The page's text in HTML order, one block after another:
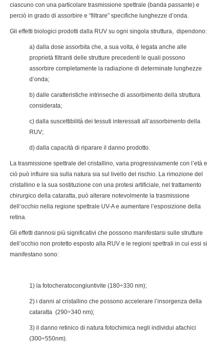
ciascuno con una particolare trasmissione spettrale (banda passante) e
perciò in grado di assorbire e “filtrare” specifiche lunghezze d’onda.
Gli effetti biologici prodotti dalla RUV su ogni singola struttura, dipendono:
a) dalla dose assorbita che, a sua volta, è legata anche alle
proprietà filtranti delle strutture precedenti le quali possono
assorbire completamente la radiazione di determinate lunghezze
d’onda;
b) dalle caratteristiche intrinseche di assorbimento della struttura
considerata;
c) dalla suscettibilità dei tessuti interessati all’assorbimento della
RUV;
d) dalla capacità di riparare il danno prodotto.
La trasmissione spettrale del cristallino, varia progressivamente con l’età e
ciò può influire sia sulla natura sia sul livello del rischio. La rimozione del
cristallino e la sua sostituzione con una protesi artificiale, nel trattamento
chirurgico della cataratta, può alterare notevolmente la trasmissione
dell’occhio nella regione spettrale UV-A e aumentare l’esposizione della
retina.
Gli effetti dannosi più significativi che possono manifestarsi sulle strutture
dell’occhio non protetto esposto alla RUV e le regioni spettrali in cui essi si
manifestano sono:
1) la fotocheratocongiuntivite (180÷330 nm);
2) i danni al cristallino che possono accelerare l’insorgenza della
cataratta (290÷340 nm);
3) il danno retinico di natura fotochimica negli individui afachici
(300÷550nm).